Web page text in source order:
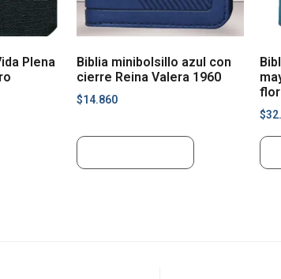
Plena
Biblia minibolsillo azul con
cierre Reina Valera 1960
$14.860
$